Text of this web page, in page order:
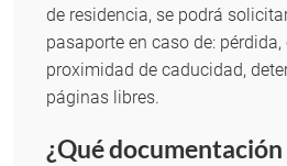
de residencia, se podrá
pasaporte en caso de:
proximidad de caducidad,
páginas libres.
¿Qué